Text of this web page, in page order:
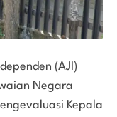
(AJI)
Negara
Kepala